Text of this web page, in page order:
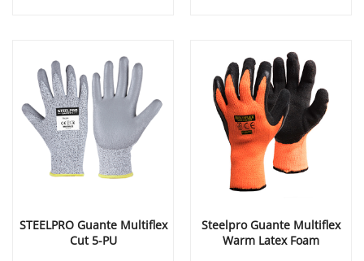
STEELPRO Guante Multiflex
Cut 5-PU
Steelpro Guante Multiflex
Warm Latex Foam